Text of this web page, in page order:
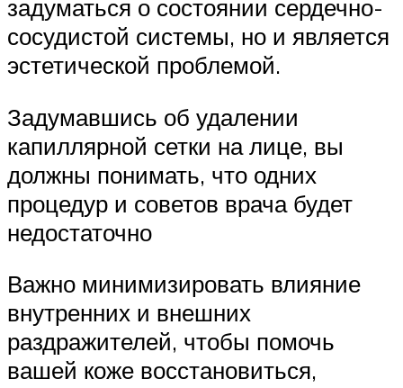
задуматься о состоянии сердечно-
сосудистой системы, но и является
эстетической проблемой.
Задумавшись об удалении
капиллярной сетки на лице, вы
должны понимать, что одних
процедур и советов врача будет
недостаточно
Важно минимизировать влияние
внутренних и внешних
раздражителей, чтобы помочь
вашей коже восстановиться,